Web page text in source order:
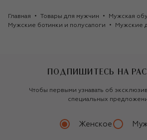
Главная Товары для мужчин
Мужская
Мужские ботинки и полусапоги
Мужские
ПОДПИШИТЕСЬ НА
Чтобы первыми узнавать об
специальных
Женское